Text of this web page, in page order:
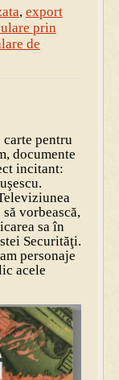
, export
prin
de
pentru
documente
incitant:
vorbească,
sa în
Securităţi.
personaje
acele